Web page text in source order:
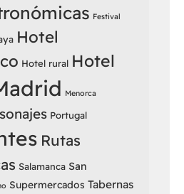
Festival
Hotel
Hotel rural Hotel
Menorca
Portugal
Rutas
Salamanca San
Supermercados Tabernas